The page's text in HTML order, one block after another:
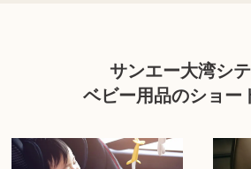
サンエー大湾シ
ベビー用品のショー